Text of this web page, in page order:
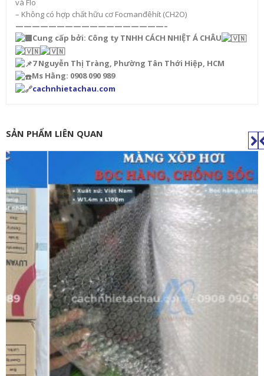
– Không có hợp chất hữu cơ Focmanđêhít (CH2O)
——————————————————–
Cung cấp bởi: Công ty TNHH CÁCH NHIỆT Á CHÂU
7 Nguyễn Thị Tràng, Phường Tân Thới Hiệp, HCM
Ms Hằng: 0908 090 989
cachnhietachau.com
SẢN PHẨM LIÊN QUAN